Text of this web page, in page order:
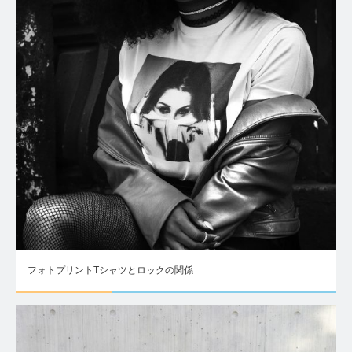
フォトプリントTシャツとロックの関係